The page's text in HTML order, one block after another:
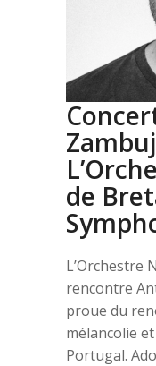
de
L’Orchestre
rencontre
proue du
mélancolie
Portugal.